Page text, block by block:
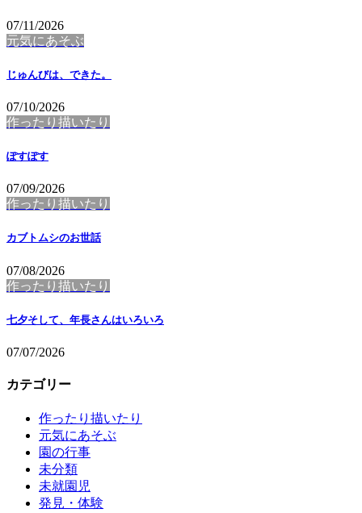
07/11/2026
元気にあそぶ
じゅんびは、できた。
07/10/2026
作ったり描いたり
ぽすぽす
07/09/2026
作ったり描いたり
カブトムシのお世話
07/08/2026
作ったり描いたり
七夕そして、年長さんはいろいろ
07/07/2026
カテゴリー
作ったり描いたり
元気にあそぶ
園の行事
未分類
未就園児
発見・体験